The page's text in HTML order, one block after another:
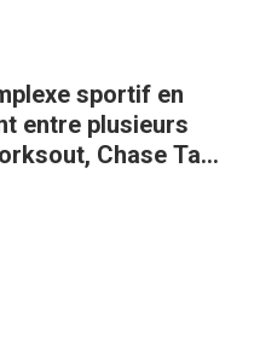
sportif en
entre plusieurs
Chase Tag,